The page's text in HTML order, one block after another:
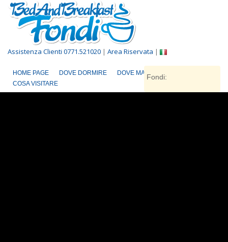
Assistenza Clienti 0771.521020 | Area Riservata |
HOME PAGE DOVE DORMIRE
DOVE MANGIARE
COSA VISITARE
Fondi: